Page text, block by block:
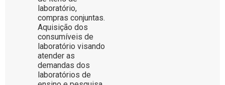
laboratório,
compras conjuntas.
Aquisição dos
consumíveis de
laboratório visando
atender as
demandas dos
laboratórios de